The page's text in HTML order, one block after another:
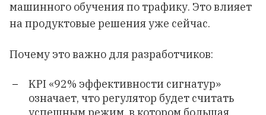
машинного обучения по трафику. Это влияет
на продуктовые решения уже сейчас.
Почему это важно для разработчиков:
KPI «92% эффективности сигнатур»
означает, что регулятор будет считать
успешным режим, в котором большая